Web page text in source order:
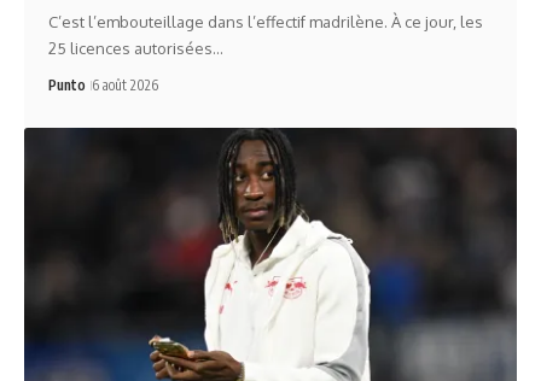
C’est l’embouteillage dans l’effectif madrilène. À ce jour, les
25 licences autorisées…
Punto 6 août 2026